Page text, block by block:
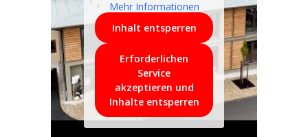
Mehr Informationen
Inhalt entsperren
Erforderlichen
Service
akzeptieren und
Inhalte entsperren